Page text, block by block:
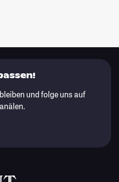
und folge uns auf